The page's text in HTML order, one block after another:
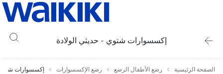
إكسسوارات شتوي - حديثي الولادة
الصفحة الرئيسية رضع الأطفال الرضع رضع الإكسسوارات إكسسوارات شتوي